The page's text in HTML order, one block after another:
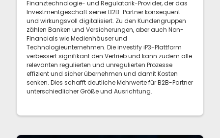
Finanztechnologie- und Regulatorik-Provider, der das
Investmentgeschäft seiner B2B-Partner konsequent
und wirkungsvoll digitalisiert. Zu den Kundengruppen
zählen Banken und Versicherungen, aber auch Non-
Financials wie Medienhäuser und
Technologieunternehmen. Die investify iP3-Plattform
verbessert signifikant den Vertrieb und kann zudem alle
relevanten regulierten und unregulierten Prozesse
effizient und sicher übernehmen und damit Kosten
senken. Dies schafft deutliche Mehrwerte für B2B-Partner
unterschiedlicher Größe und Ausrichtung.